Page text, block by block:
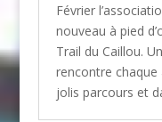
Février
nouveau à pied
Trail du Caillou.
rencontre chaque
jolis parcours et